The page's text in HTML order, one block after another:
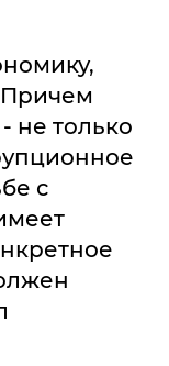
не только
с